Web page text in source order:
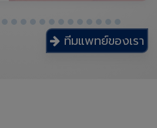
ทีมแพทย์ของเรา